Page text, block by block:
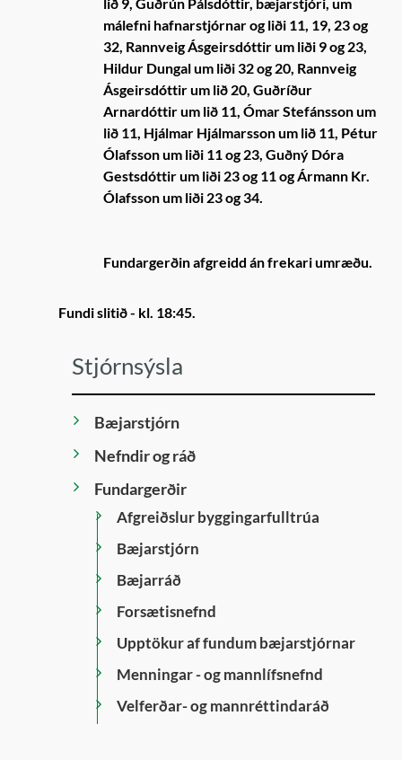
málefni hafnarstjórnar og liði 11, 19, 23 og
32, Rannveig Ásgeirsdóttir um liði 9 og 23,
Hildur Dungal um liði 32 og 20, Rannveig
Ásgeirsdóttir um lið 20, Guðríður
Arnardóttir um lið 11, Ómar Stefánsson um
lið 11, Hjálmar Hjálmarsson um lið 11, Pétur
Ólafsson um liði 11 og 23, Guðný Dóra
Gestsdóttir um liði 23 og 11 og Ármann Kr.
Ólafsson um liði 23 og 34.
Fundargerðin afgreidd án frekari umræðu.
Fundi slitið - kl. 18:45.
Stjórnsýsla
Bæjarstjórn
Nefndir og ráð
Fundargerðir
Afgreiðslur byggingarfulltrúa
Bæjarstjórn
Bæjarráð
Forsætisnefnd
Upptökur af fundum bæjarstjórnar
Menningar - og mannlífsnefnd
Velferðar- og mannréttindaráð